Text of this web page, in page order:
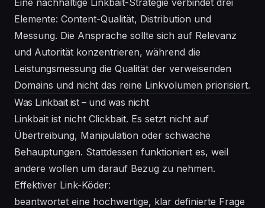
Eine nachhaltige Linkbait-Strategie verbindet drei
Elemente: Content-Qualität, Distribution und
Messung. Die Ansprache sollte sich auf Relevanz
und Autorität konzentrieren, während die
Leistungsmessung die Qualität der verweisenden
Domains und nicht das reine Linkvolumen priorisiert.
Was Linkbait ist – und was nicht
Linkbait ist nicht Clickbait. Es setzt nicht auf
Übertreibung, Manipulation oder schwache
Behauptungen. Stattdessen funktioniert es, weil
andere wollen um darauf Bezug zu nehmen.
Effektiver Link-Köder:
beantwortet eine hochwertige, klar definierte Frage